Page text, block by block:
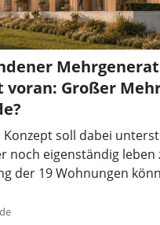
voran: Großer
Konzept soll dabei
noch eigenständig leben
der 19 Wohnungen